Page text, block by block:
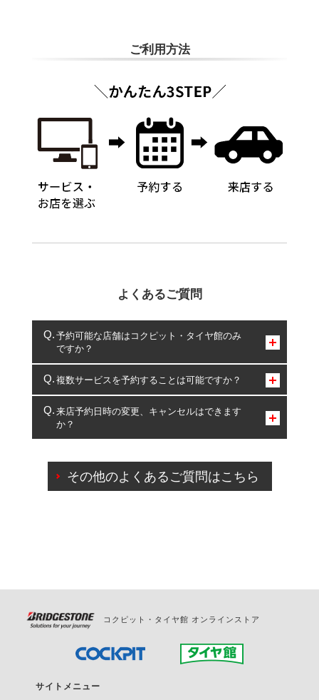
ご利用方法
よくあるご質問
予約可能な店舗はコクピット・タイヤ館のみ
ですか？
コクピット・タイヤ館のみとなります。
複数サービスを予約することは可能ですか？
複数サービスのご予約は可能です。
一部の商品・サービスの組み合わせに限り、同時にご予約が
出来ないものもございます。
来店予約日時の変更、キャンセルはできます
か？
ご来店予約日の3営業日前を過ぎている場合のご予約
の日時変更につきましては、直接ご予約の店舗まで
その他のよくあるご質問はこちら
コクピット・タイヤ館 オンラインストア
サイトメニュー